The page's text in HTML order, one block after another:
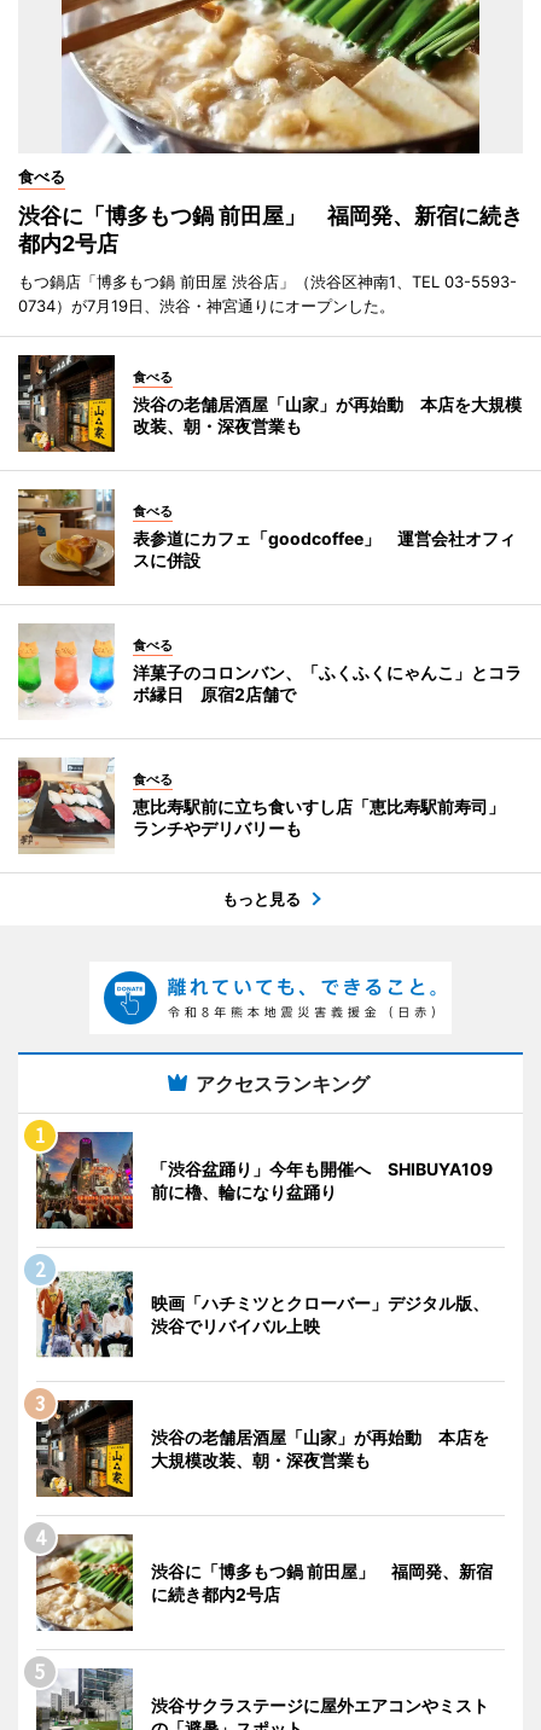
食べる
渋谷に「博多もつ鍋 前田屋」 福岡発、新宿に続き
都内2号店
もつ鍋店「博多もつ鍋 前田屋 渋谷店」（渋谷区神南1、TEL 03-5593-
0734）が7月19日、渋谷・神宮通りにオープンした。
食べる
渋谷の老舗居酒屋「山家」が再始動 本店を大規模
改装、朝・深夜営業も
食べる
表参道にカフェ「goodcoffee」 運営会社オフィ
スに併設
食べる
洋菓子のコロンバン、「ふくふくにゃんこ」とコラ
ボ縁日 原宿2店舗で
食べる
恵比寿駅前に立ち食いすし店「恵比寿駅前寿司」
ランチやデリバリーも
もっと見る
アクセスランキング
「渋谷盆踊り」今年も開催へ SHIBUYA109
前に櫓、輪になり盆踊り
映画「ハチミツとクローバー」デジタル版、
渋谷でリバイバル上映
渋谷の老舗居酒屋「山家」が再始動 本店を
大規模改装、朝・深夜営業も
渋谷に「博多もつ鍋 前田屋」 福岡発、新宿
に続き都内2号店
渋谷サクラステージに屋外エアコンやミスト